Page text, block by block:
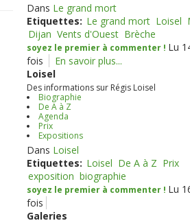
Dans Le grand mort
Etiquettes: Le grand mort Loisel
Dijan Vents d'Ouest Brèche
soyez le premier à commenter ! Lu
fois
En savoir plus...
Loisel
Des informations sur Régis Loisel
Biographie
De A à Z
Agenda
Prix
Expositions
Dans Loisel
Etiquettes: Loisel De A à Z Prix
exposition biographie
soyez le premier à commenter ! Lu
fois
Galeries